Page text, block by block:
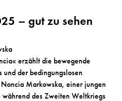
– gut zu sehen
erzählt die bewegende
und der bedingungslosen
Markowska, einer jungen
während des Zweiten Weltkriegs